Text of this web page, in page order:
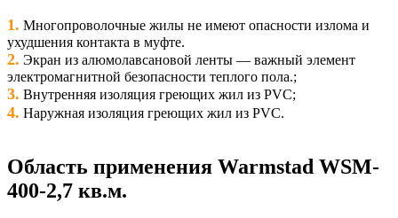
1. Многопроволочные жилы не имеют опасности излома и
ухудшения контакта в муфте.
2. Экран из алюмолавсановой ленты — важный элемент
электромагнитной безопасности теплого пола.;
3. Внутренняя изоляция греющих жил из PVС;
4. Наружная изоляция греющих жил из PVС.
Область применения Warmstad WSM-
400-2,7 кв.м.